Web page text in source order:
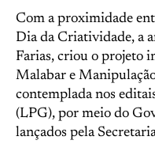
Com a proximidade
Dia da Criatividade, a
Farias, criou o projeto
Malabar e
contemplada nos
(LPG), por meio do
lançados pela